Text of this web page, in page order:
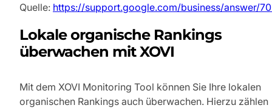
Quelle: https://support.google.com/business/answer/
Lokale organische Rankings
überwachen mit XOVI
Mit dem XOVI Monitoring Tool können Sie Ihre lokalen
organischen Rankings auch überwachen. Hierzu zählen